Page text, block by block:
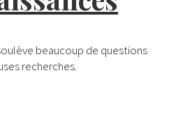
beaucoup de questions
recherches.